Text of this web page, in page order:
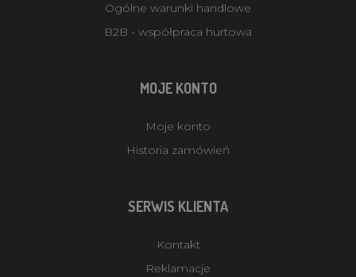
Ogólne warunki handlowe
B2B - współpraca hurtowa
MOJE KONTO
Moje konto
Historia zamówień
SERWIS KLIENTA
Kontakt
Reklamacje